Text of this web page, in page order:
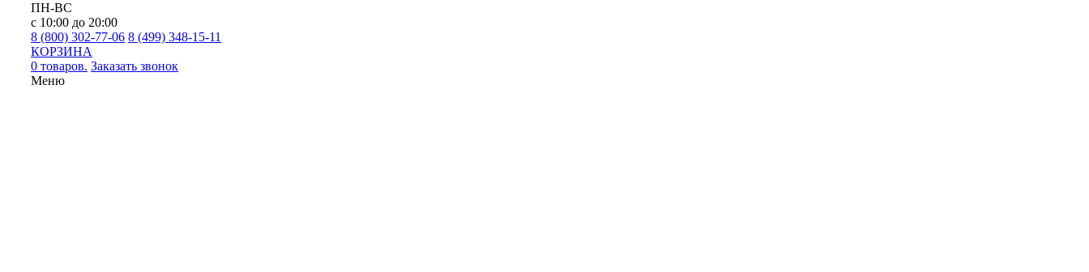
ПН-ВС
с 10:00 до 20:00
8 (800) 302-77-06 8 (499) 348-15-11
КОРЗИНА
0 товаров. Заказать звонок
Меню